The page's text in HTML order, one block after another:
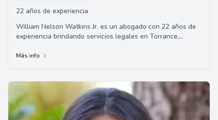
22 años de experiencia
William Nelson Watkins Jr. es un abogado con 22 años de
experiencia brindando servicios legales en Torrance,
sea que usted esté enfrentando un problema de derecho
Más info